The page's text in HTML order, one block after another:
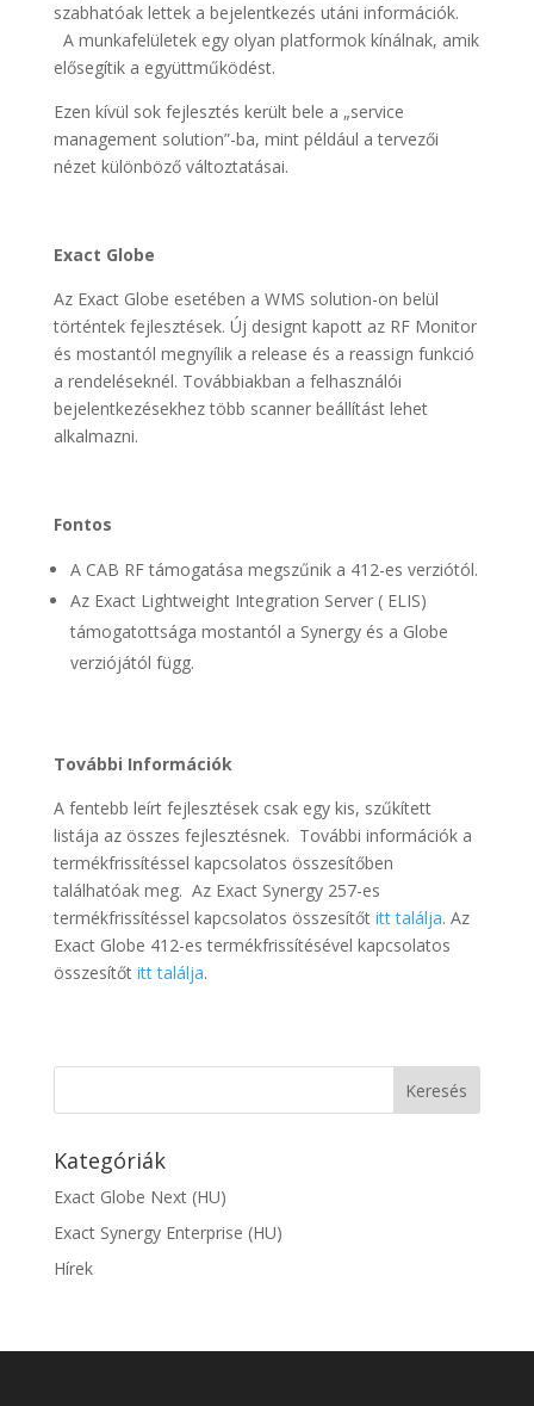
szabhatóak lettek a bejelentkezés utáni információk.
A munkafelületek egy olyan platformok kínálnak, amik
elősegítik a együttműködést.
Ezen kívül sok fejlesztés került bele a „service
management solution”-ba, mint például a tervezői
nézet különböző változtatásai.
Exact Globe
Az Exact Globe esetében a WMS solution-on belül
történtek fejlesztések. Új designt kapott az RF Monitor
és mostantól megnyílik a release és a reassign funkció
a rendeléseknél. Továbbiakban a felhasználói
bejelentkezésekhez több scanner beállítást lehet
alkalmazni.
Fontos
A CAB RF támogatása megszűnik a 412-es verziótól.
Az Exact Lightweight Integration Server ( ELIS)
támogatottsága mostantól a Synergy és a Globe
verziójától függ.
További Információk
A fentebb leírt fejlesztések csak egy kis, szűkített
listája az összes fejlesztésnek. További információk a
termékfrissítéssel kapcsolatos összesítőben
találhatóak meg. Az Exact Synergy 257-es
termékfrissítéssel kapcsolatos összesítőt itt találja. Az
Exact Globe 412-es termékfrissítésével kapcsolatos
összesítőt itt találja.
Kategóriák
Exact Globe Next (HU)
Exact Synergy Enterprise (HU)
Hírek